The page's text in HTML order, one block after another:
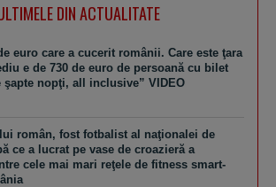
DIN ACTUALITATE
euro care a cucerit românii. Care este ţara
e de 730 de euro de persoană cu bilet
şapte nopţi, all inclusive” VIDEO
român, fost fotbalist al naţionalei de
ce a lucrat pe vase de croazieră a
cele mai mari reţele de fitness smart-